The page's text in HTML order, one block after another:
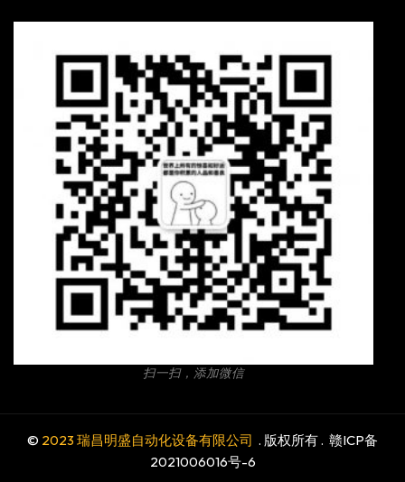
扫一扫，添加微信
© 2023 瑞昌明盛自动化设备有限公司 . 版权所有 . 赣ICP备
2021006016号-6